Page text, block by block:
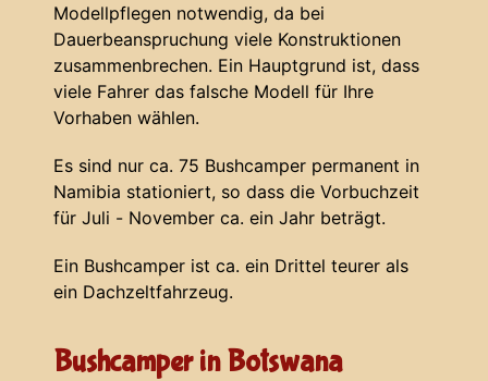
Modellpflegen notwendig, da bei
Dauerbeanspruchung viele Konstruktionen
zusammenbrechen. Ein Hauptgrund ist, dass
viele Fahrer das falsche Modell für Ihre
Vorhaben wählen.
Es sind nur ca. 75 Bushcamper permanent in
Namibia stationiert, so dass die Vorbuchzeit
für Juli - November ca. ein Jahr beträgt.
Ein Bushcamper ist ca. ein Drittel teurer als
ein Dachzeltfahrzeug.
Bushcamper in Botswana